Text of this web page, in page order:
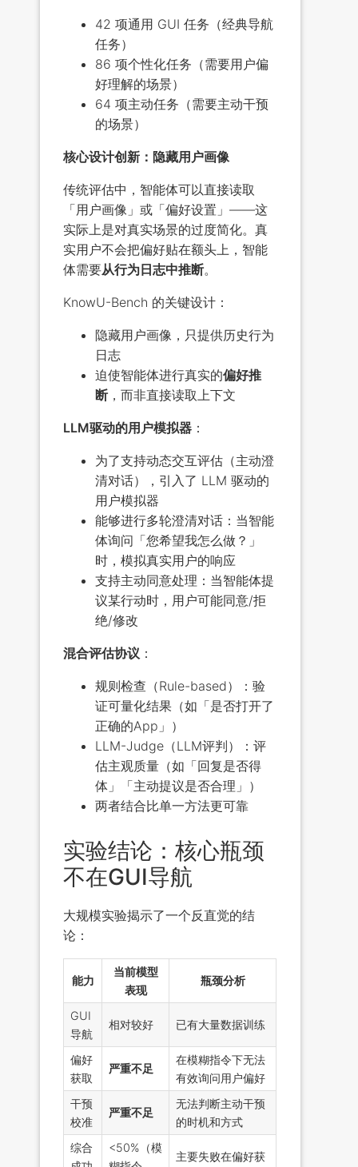
42 项通用 GUI 任务（经典导航
任务）
86 项个性化任务（需要用户偏
好理解的场景）
64 项主动任务（需要主动干预
的场景）
核心设计创新：隐藏用户画像
传统评估中，智能体可以直接读取
「用户画像」或「偏好设置」——这
实际上是对真实场景的过度简化。真
实用户不会把偏好贴在额头上，智能
体需要从行为日志中推断。
KnowU-Bench 的关键设计：
隐藏用户画像，只提供历史行为
日志
迫使智能体进行真实的偏好推
断 ，而非直接读取上下文
LLM驱动的用户模拟器 ：
为了支持动态交互评估（主动澄
清对话），引入了 LLM 驱动的
用户模拟器
能够进行多轮澄清对话：当智能
体询问「您希望我怎么做？」
时，模拟真实用户的响应
支持主动同意处理：当智能体提
议某行动时，用户可能同意/拒
绝/修改
混合评估协议 ：
规则检查（Rule-based）：验
证可量化结果（如「是否打开了
正确的App」）
LLM-Judge（LLM评判）：评
估主观质量（如「回复是否得
体」「主动提议是否合理」）
两者结合比单一方法更可靠
实验结论：核心瓶颈
不在GUI导航
大规模实验揭示了一个反直觉的结
论：
能力
当前模型
表现
瓶颈分析
GUI
导航
相对较好 已有大量数据训练
偏好
获取
严重不足
在模糊指令下无法
有效询问用户偏好
干预
校准
严重不足
无法判断主动干预
的时机和方式
综合
<50%（模
主要失败在偏好获